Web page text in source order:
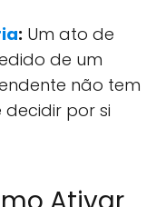
: Um ato de
de um
não tem
por si